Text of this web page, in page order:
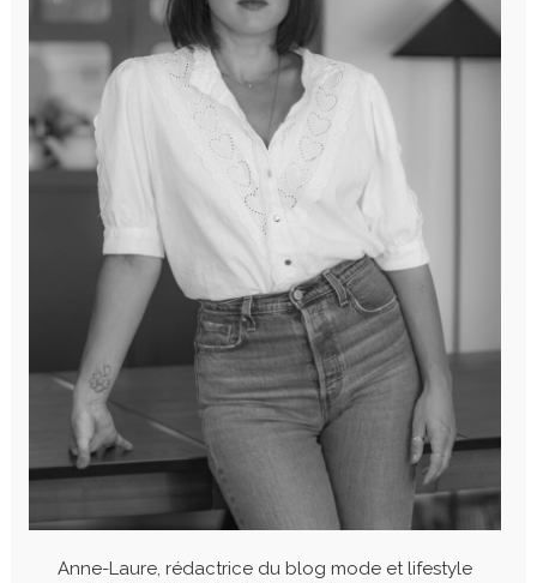
Anne-Laure, rédactrice du blog mode et lifestyle